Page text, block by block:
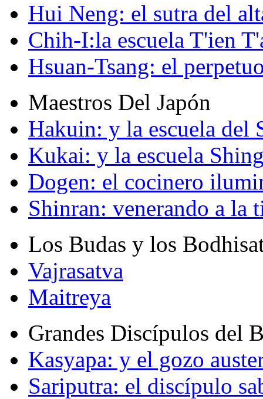
Hui Neng: el sutra del
Chih-I:la escuela T'ien
Hsuan-Tsang: el
Maestros Del Japón
Hakuin: y la escuela del
Kukai: y la escuela
Dogen: el cocinero
Shinran: venerando a la
Los Budas y los
Vajrasatva
Maitreya
Grandes Discípulos del
Kasyapa: y el gozo
Sariputra: el discípulo